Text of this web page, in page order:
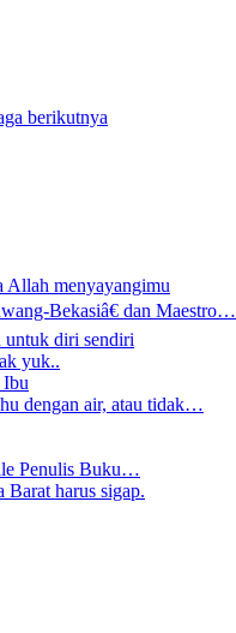
berikutnya
menyayangimu
Bekasiâ€ dan Maestro…
untuk diri sendiri
yuk..
Ibu
dengan air, atau tidak…
Penulis Buku…
Barat harus sigap.